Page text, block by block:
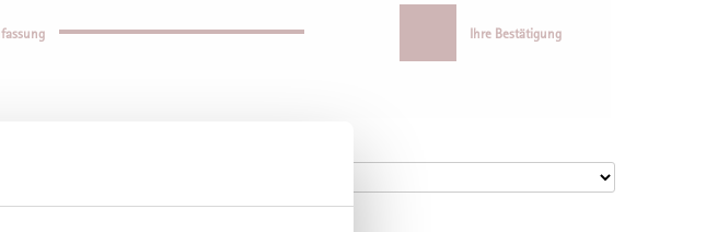
Ihre Bestätigung